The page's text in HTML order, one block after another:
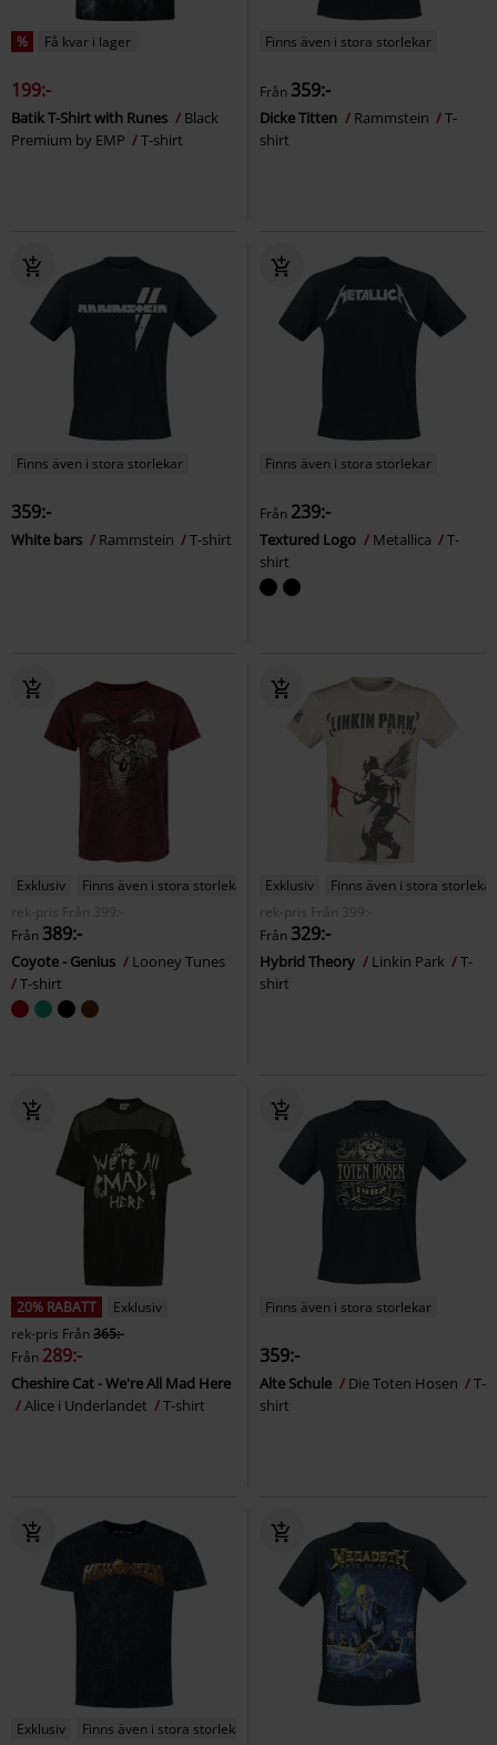
% Få kvar i lager
199:-
Batik T-Shirt with Runes
Black
Premium by EMP
T-shirt
Finns även i stora storlekar
Från 359:-
Dicke Titten Rammstein
T-
shirt
Finns även i stora storlekar
359:-
White bars Rammstein T-shirt
Finns även i stora storlekar
Från 239:-
Textured Logo Metallica
T-
shirt
Exklusiv
Finns även i stora storlekar
rek-pris
Från
399:-
Från 389:-
Coyote - Genius
Looney Tunes
T-shirt
Exklusiv
Finns även i stora storlekar
rek-pris
Från
399:-
Från 329:-
Hybrid Theory Linkin Park
T-
shirt
20% RABATT
Exklusiv
rek-pris Från365:-
Från 289:-
Cheshire Cat - We're All Mad Here
Alice i Underlandet
T-shirt
Finns även i stora storlekar
359:-
Alte Schule Die Toten Hosen
T-
shirt
Exklusiv Finns även i stora storlekar